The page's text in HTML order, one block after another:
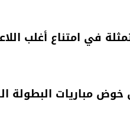
في امتناع أغلب
مباريات البطولة